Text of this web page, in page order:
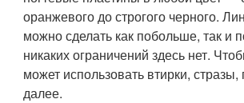
оранжевого до строгого черного.
можно сделать как побольше, так
никаких ограничений здесь нет.
может использовать втирки, стразы,
далее.